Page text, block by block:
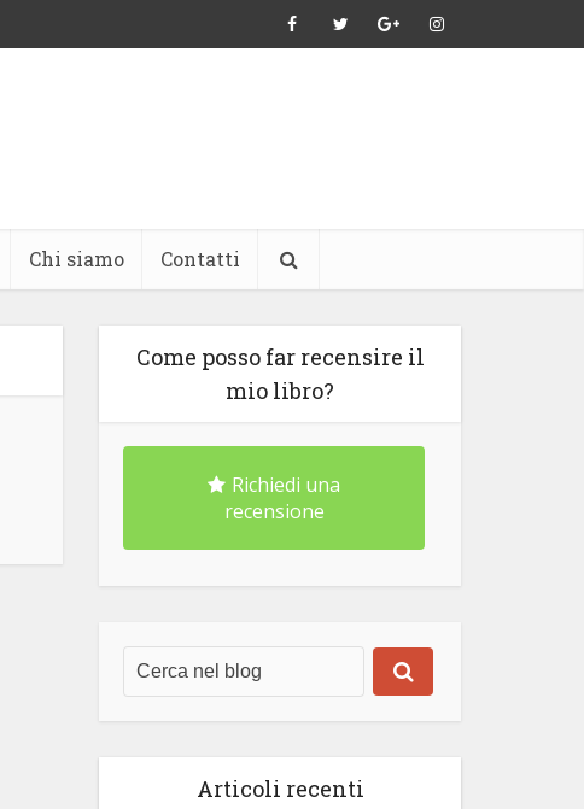
Chi siamo Contatti
Come posso far recensire il
mio libro?
Richiedi una
recensione
Articoli recenti